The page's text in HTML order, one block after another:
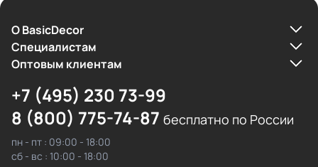
О BasicDecor
Cпециалистам
Оптовым клиентам
+7 (495) 230 73-99
8 (800) 775-74-87 бесплатно по России
пн - пт : 09:00 - 18:00
сб - вс : 10:00 - 18:00